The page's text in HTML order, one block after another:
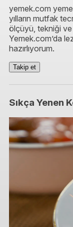
yemek.com
yılların mutfak
ölçüyü, tekniği ve
Yemek.com’da
hazırlıyorum.
Takip et
Sıkça Yenen